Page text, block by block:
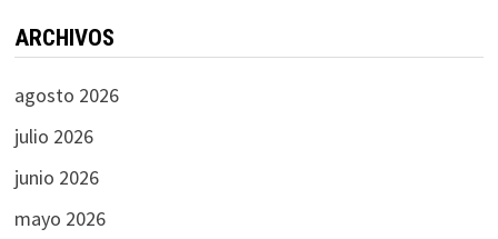
ARCHIVOS
agosto 2026
julio 2026
junio 2026
mayo 2026